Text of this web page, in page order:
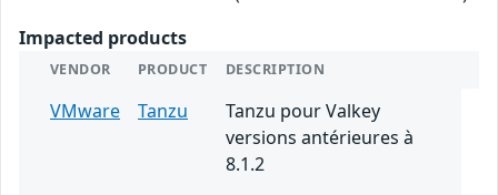
Impacted products
VENDOR PRODUCT DESCRIPTION
VMware Tanzu
Tanzu pour Valkey
versions antérieures à
8.1.2